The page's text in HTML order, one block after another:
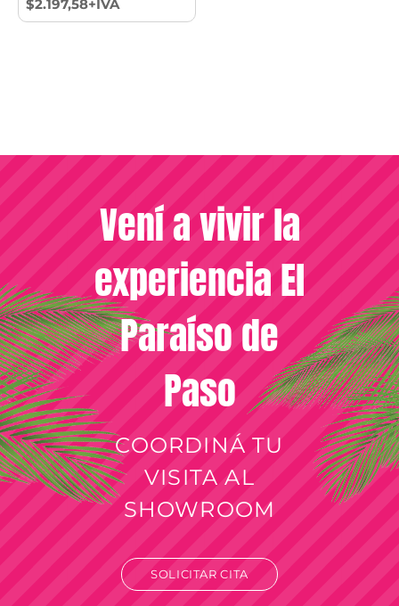
$2.197,58+IVA
Vení a vivir la
experiencia El
Paraíso de
Paso
COORDINÁ TU
VISITA AL
SHOWROOM
SOLICITAR CITA